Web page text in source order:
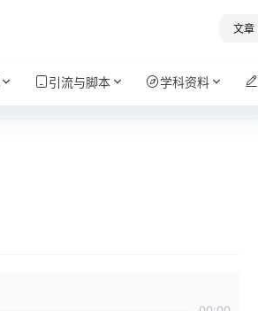
文章
引流与脚本 学科资料